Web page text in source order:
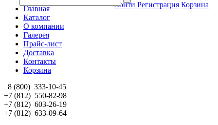
Войти Регистрация Корзина
Главная
Каталог
О компании
Галерея
Прайс-лист
Доставка
Контакты
Корзина
8 (800) 333-10-45
+7 (812) 550-82-98
+7 (812) 603-26-19
+7 (812) 633-09-64